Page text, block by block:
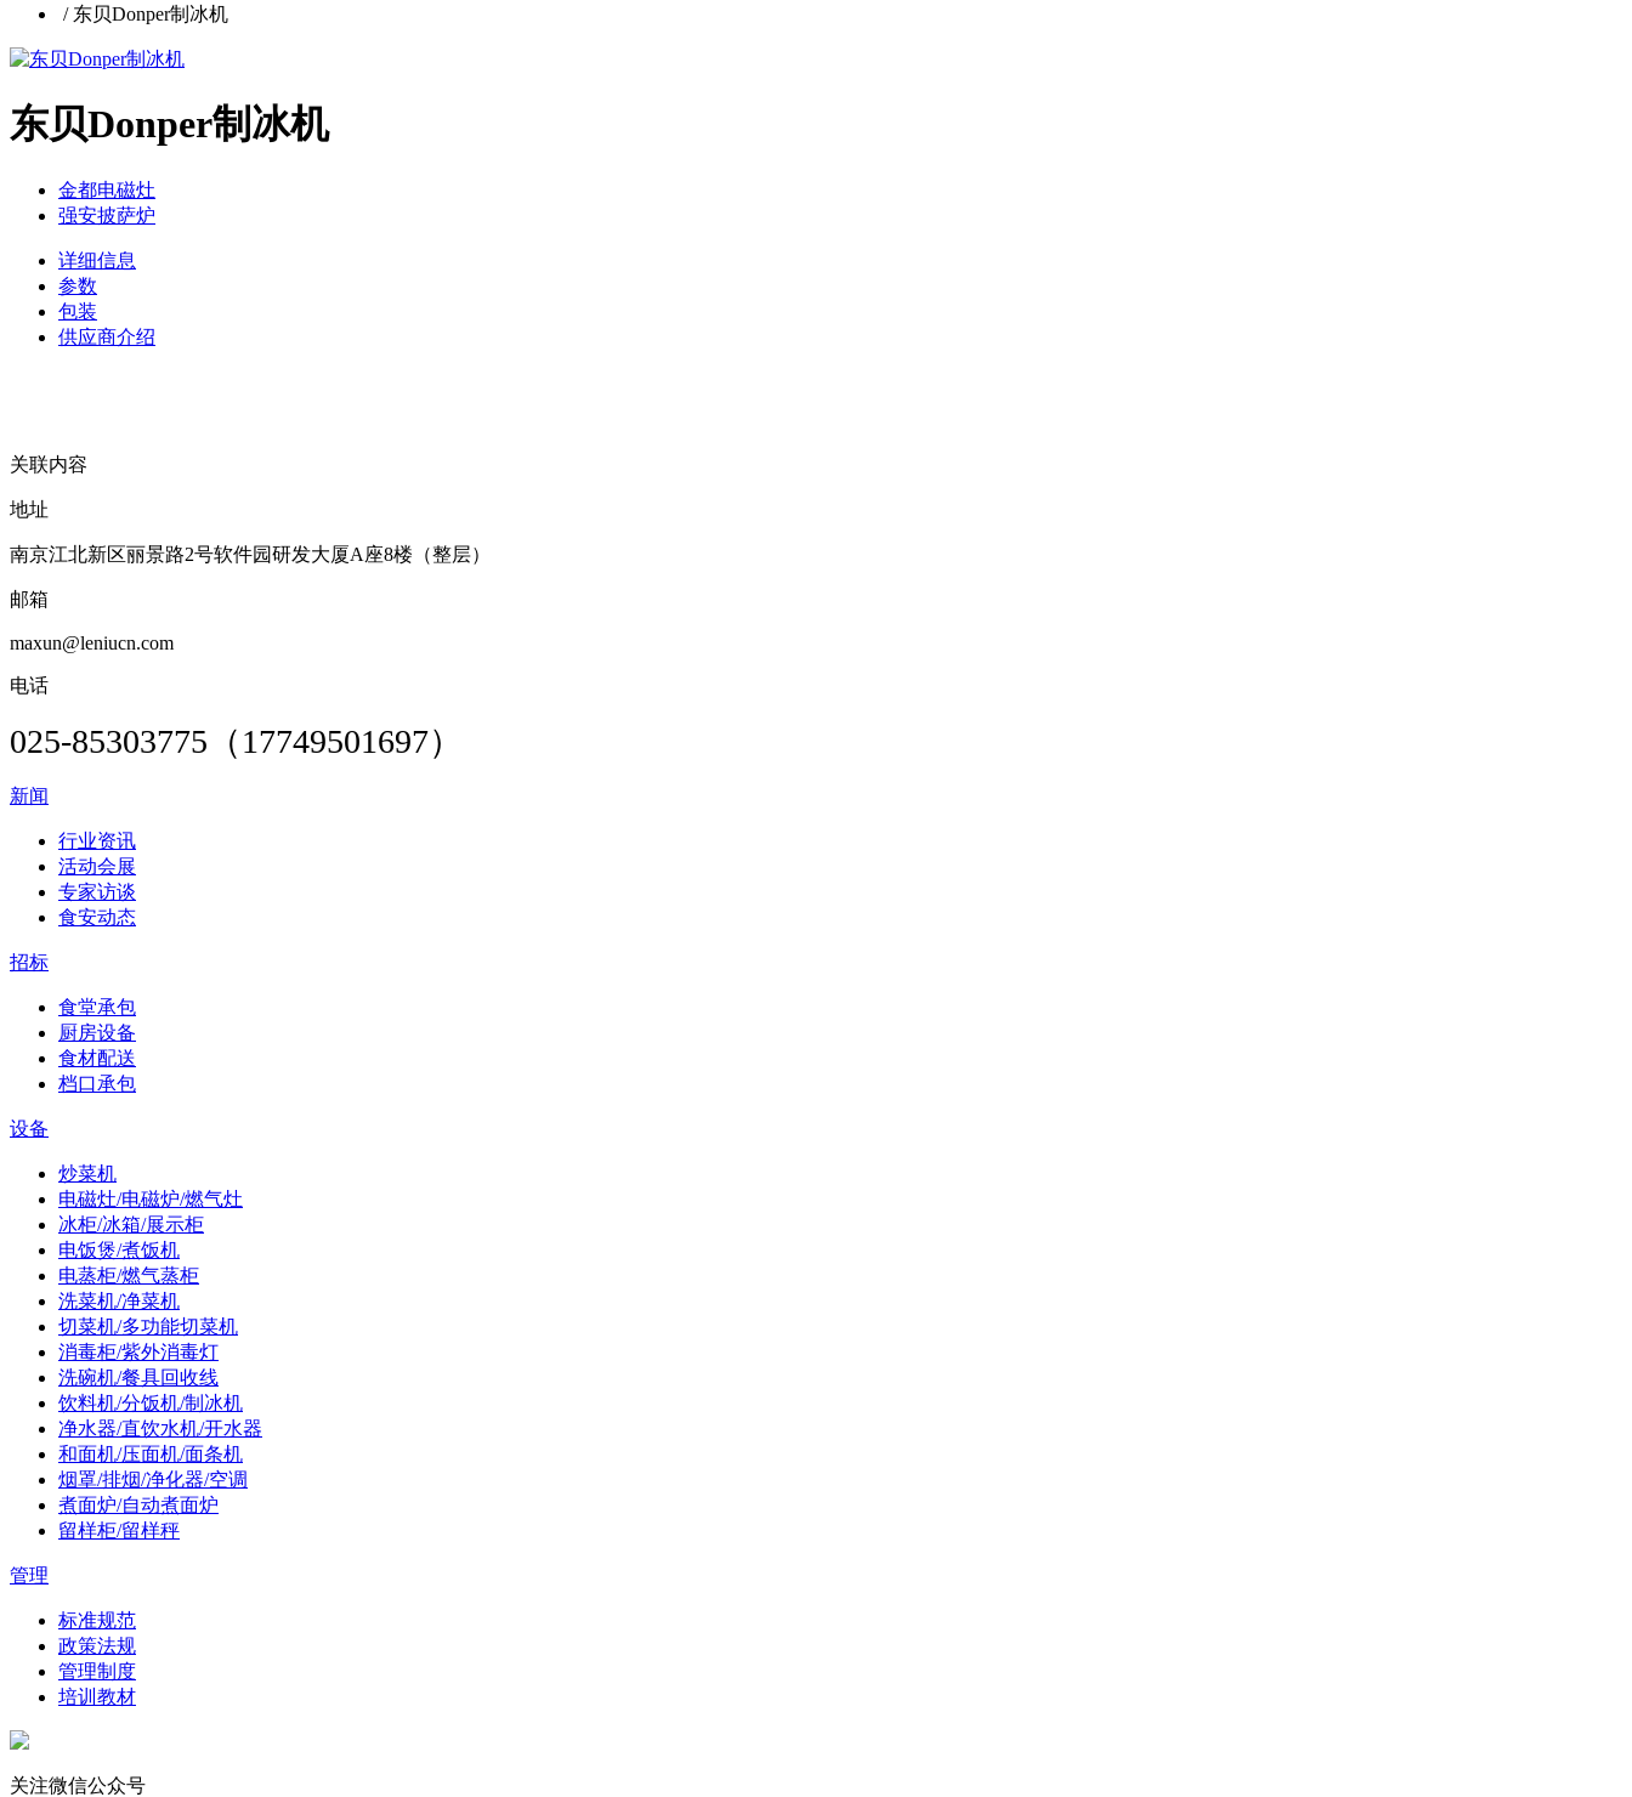
/ 东贝Donper制冰机
东贝Donper制冰机
金都电磁灶
强安披萨炉
详细信息
参数
包装
供应商介绍
关联内容
地址
南京江北新区丽景路2号软件园研发大厦A座8楼（整层）
邮箱
maxun@leniucn.com
电话
025-85303775（17749501697）
新闻
行业资讯
活动会展
专家访谈
食安动态
招标
食堂承包
厨房设备
食材配送
档口承包
设备
炒菜机
电磁灶/电磁炉/燃气灶
冰柜/冰箱/展示柜
电饭煲/煮饭机
电蒸柜/燃气蒸柜
洗菜机/净菜机
切菜机/多功能切菜机
消毒柜/紫外消毒灯
洗碗机/餐具回收线
饮料机/分饭机/制冰机
净水器/直饮水机/开水器
和面机/压面机/面条机
烟罩/排烟/净化器/空调
煮面炉/自动煮面炉
留样柜/留样秤
管理
标准规范
政策法规
管理制度
培训教材
关注微信公众号